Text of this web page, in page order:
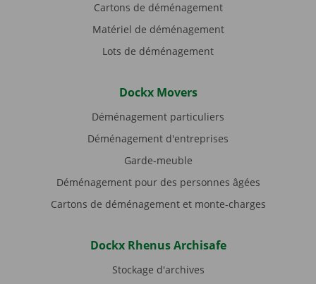
Cartons de déménagement
Matériel de déménagement
Lots de déménagement
Dockx Movers
Déménagement particuliers
Déménagement d'entreprises
Garde-meuble
Déménagement pour des personnes âgées
Cartons de déménagement et monte-charges
Dockx Rhenus Archisafe
Stockage d'archives